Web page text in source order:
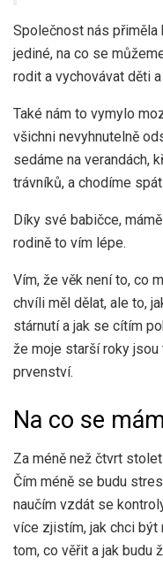
Společnost nás přiměla
jediné, na co se
rodit a vychovávat děti
Také nám to vymylo
všichni nevyhnutelně
sedáme na verandách,
trávníků, a chodíme
Díky své babičce,
rodině to vím lépe.
Vím, že věk není to, co
chvíli měl dělat, ale to,
stárnutí a jak se cítím
že moje starší roky jsou
prvenství.
Na co se
Za méně než čtvrt
Čím méně se budu
naučím vzdát se
více zjistím, jak chci být
tom, co věřit a jak budu